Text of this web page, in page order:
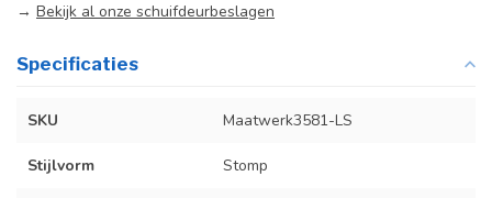
→ Bekijk al onze schuifdeurbeslagen
Specificaties
SKU Maatwerk3581-LS
Stijlvorm Stomp